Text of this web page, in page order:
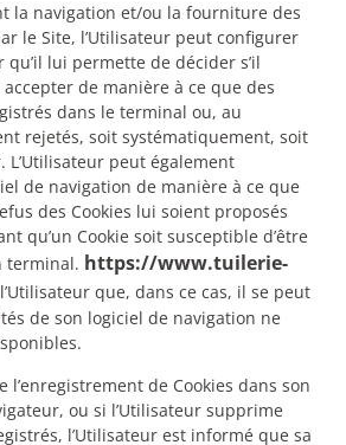
la navigation et/ou la fourniture des
le Site, l’Utilisateur peut configurer
lui permette de décider s’il
de manière à ce que des
dans le terminal ou, au
rejetés, soit systématiquement, soit
peut également
de navigation de manière à ce que
des Cookies lui soient proposés
qu’un Cookie soit susceptible d’être
terminal. https://www.tuilerie-
que, dans ce cas, il se peut
de son logiciel de navigation ne
l’enregistrement de Cookies dans son
ou si l’Utilisateur supprime
l’Utilisateur est informé que sa